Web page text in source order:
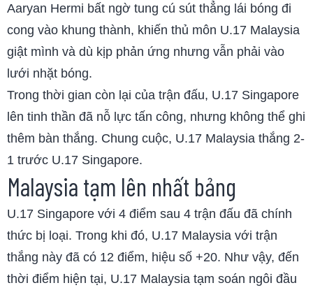
Aaryan Hermi bất ngờ tung cú sút thẳng lái bóng đi
cong vào khung thành, khiến thủ môn U.17 Malaysia
giật mình và dù kịp phản ứng nhưng vẫn phải vào
lưới nhặt bóng.
Trong thời gian còn lại của trận đấu, U.17 Singapore
lên tinh thần đã nỗ lực tấn công, nhưng không thể ghi
thêm bàn thắng. Chung cuộc, U.17 Malaysia thắng 2-
1 trước U.17 Singapore.
Malaysia tạm lên nhất bảng
U.17 Singapore với 4 điểm sau 4 trận đấu đã chính
thức bị loại. Trong khi đó, U.17 Malaysia với trận
thắng này đã có 12 điểm, hiệu số +20. Như vậy, đến
thời điểm hiện tại, U.17 Malaysia tạm soán ngôi đầu